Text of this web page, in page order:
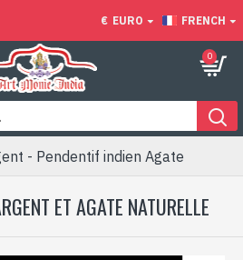
€ EURO FRENCH
0
- Pendentif indien Agate
ET AGATE NATURELLE